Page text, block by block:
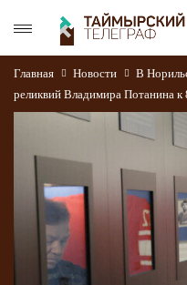
Главная Новости
В
реликвий Владимира Потанина к